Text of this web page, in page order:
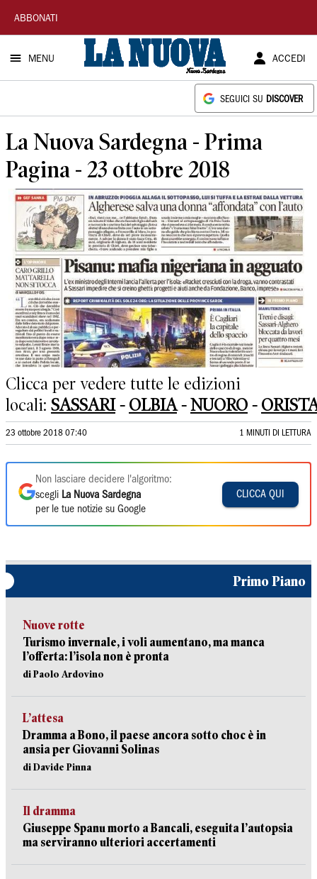
La
Nuova
Sardegna
ABBONATI
MENU ACCEDI
SEGUICI SU DISCOVER
La Nuova Sardegna - Prima
Pagina - 23 ottobre 2018
Clicca per vedere tutte le edizioni
locali: SASSARI- OLBIA-NUORO -
23 ottobre 2018 07:40 1 MINUTI DI LETTURA
Non lasciare decidere l'algoritmo:
scegli La Nuova Sardegna
per le tue notizie su Google
CLICCA QUI
Primo Piano
Nuove rotte
Turismo invernale, i voli aumentano, ma manca
l’offerta: l’isola non è pronta
di Paolo Ardovino
L’attesa
Dramma a Bono, il paese ancora sotto choc è in
ansia per Giovanni Solinas
di Davide Pinna
Il dramma
Giuseppe Spanu morto a Bancali, eseguita l’autopsia
ma serviranno ulteriori accertamenti